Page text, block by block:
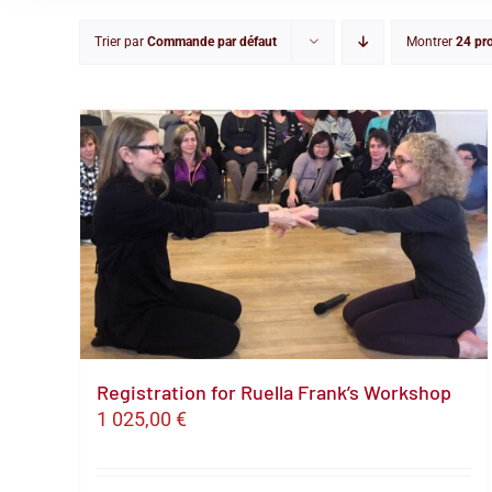
Trier par Commande par défaut Montrer 24
Registration for Ruella Frank’s Workshop
1 025,00 €